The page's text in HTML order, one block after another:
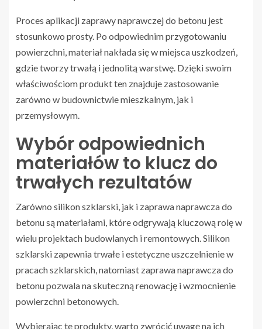
Proces aplikacji zaprawy naprawczej do betonu jest
stosunkowo prosty. Po odpowiednim przygotowaniu
powierzchni, materiał nakłada się w miejsca uszkodzeń,
gdzie tworzy trwałą i jednolitą warstwę. Dzięki swoim
właściwościom produkt ten znajduje zastosowanie
zarówno w budownictwie mieszkalnym, jak i
przemysłowym.
Wybór odpowiednich
materiałów to klucz do
trwałych rezultatów
Zarówno silikon szklarski, jak i zaprawa naprawcza do
betonu są materiałami, które odgrywają kluczową rolę w
wielu projektach budowlanych i remontowych. Silikon
szklarski zapewnia trwałe i estetyczne uszczelnienie w
pracach szklarskich, natomiast zaprawa naprawcza do
betonu pozwala na skuteczną renowację i wzmocnienie
powierzchni betonowych.
Wybierając te produkty, warto zwrócić uwagę na ich